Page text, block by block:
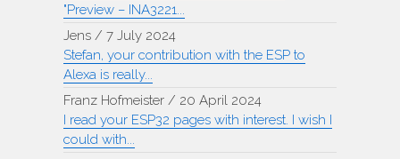
"Preview – INA3221...
Jens / 7 July 2024
Stefan, your contribution with the ESP to
Alexa is really...
Franz Hofmeister / 20 April 2024
I read your ESP32 pages with interest. I wish I
could with...